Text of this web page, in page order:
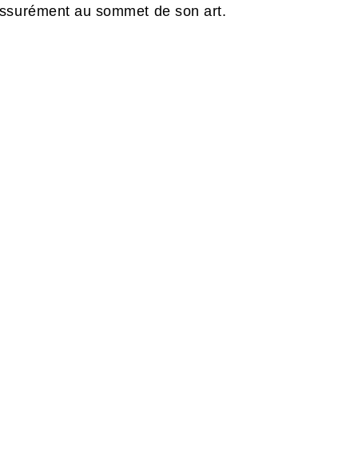
au sommet de son art.